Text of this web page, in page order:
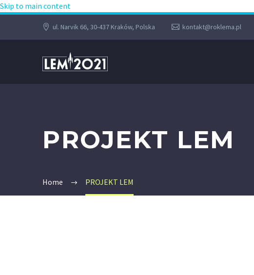
Skip to main content
ul. Narvik 66, 30-437 Kraków, Polska kontakt@roklema.pl
PROJEKT LEM
Home PROJEKT LEM